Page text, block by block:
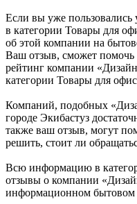
Если вы уже
в категории Товары для
об этой компании на
Ваш отзыв, сможет помочь
рейтинг компании
категории Товары для
Компаний, подобных
городе Экибастуз
также ваш отзыв, могут
решить, стоит ли
Всю информацию в
отзывы о компании
информационном бытовом